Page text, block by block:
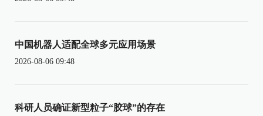
中国机器人适配全球多元应用场景
2026-08-06 09:48
科研人员确证新型粒子“胶球”的存在